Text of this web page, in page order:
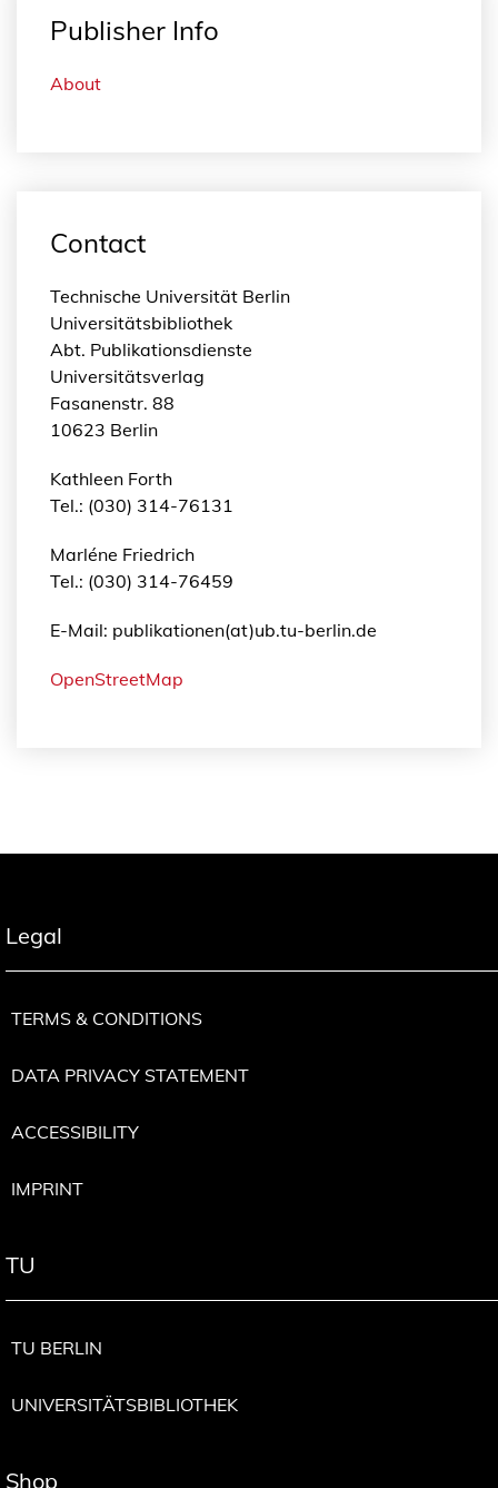
Publisher Info
About
Contact
Technische Universität Berlin
Universitätsbibliothek
Abt. Publikationsdienste
Universitätsverlag
Fasanenstr. 88
10623 Berlin
Kathleen Forth
Tel.: (030) 314-76131
Marléne Friedrich
Tel.: (030) 314-76459
E-Mail: publikationen(at)ub.tu-berlin.de
OpenStreetMap
Legal
TERMS & CONDITIONS
DATA PRIVACY STATEMENT
ACCESSIBILITY
IMPRINT
TU
TU BERLIN
UNIVERSITÄTSBIBLIOTHEK
Shop